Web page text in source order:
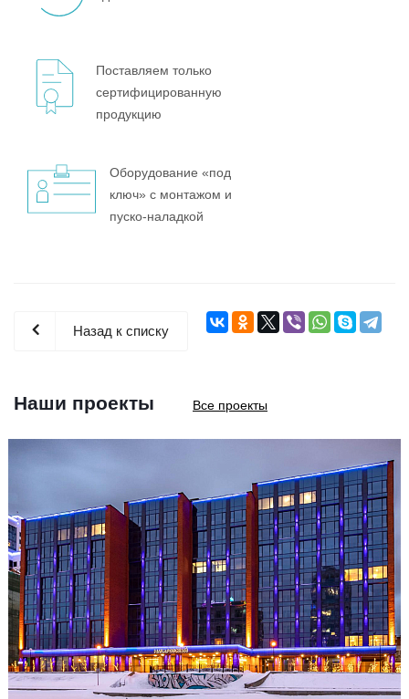
Поставляем только
сертифицированную
продукцию
Оборудование «под
ключ» с монтажом и
пуско-наладкой
Назад к списку
Наши проекты Все проекты